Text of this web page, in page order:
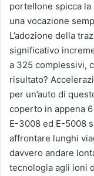
portellone spicca la
una vocazione
L’adozione della
significativo
a 325 complessivi,
risultato?
per un’auto di
coperto in appena
E-3008 ed E-5008
affrontare lunghi
davvero andare
tecnologia agli ioni